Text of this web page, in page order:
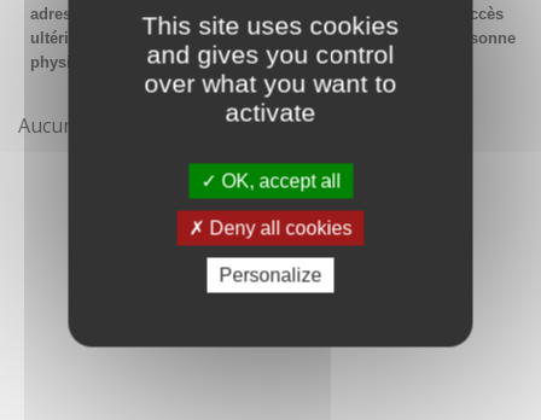
This site uses cookies
and gives you control
over what you want to
activate
OK, accept all
Deny all cookies
Personalize
adresse email générique de l'organisme afin de garantir l'accès
ultérieur au compte même en cas de changement de la personne
physique gestionnaire.
Aucune démarche pour le moment